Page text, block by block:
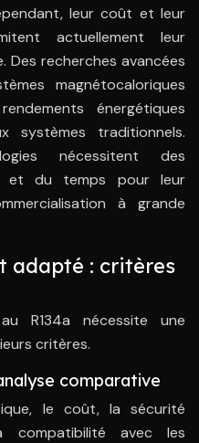
leur coût et leur
actuellement leur
Des recherches avancées
magnétocaloriques
énergétiques
systèmes traditionnels.
nécessitent des
et du temps pour leur
à grande
adapté : critères
R134a nécessite une
critères.
comparative
le coût, la sécurité
compatibilité avec les